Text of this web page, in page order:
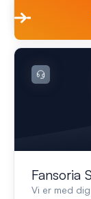
Fansoria
Vi er med